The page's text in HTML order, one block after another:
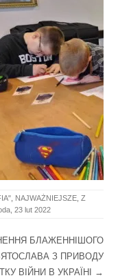
, NAJWAŻNIEJSZE, Z
23 lut 2022
БЛАЖЕННІШОГО
З ПРИВОДУ
ВІЙНИ В УКРАЇНІ →